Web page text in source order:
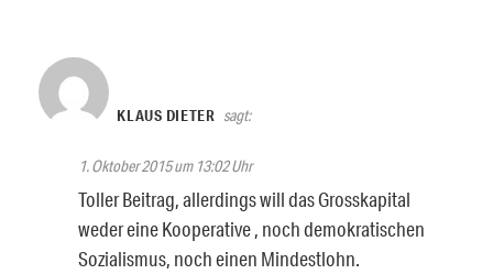
KLAUS DIETER sagt:
1. Oktober 2015 um 13:02 Uhr
Toller Beitrag, allerdings will das Grosskapital
weder eine Kooperative , noch demokratischen
Sozialismus, noch einen Mindestlohn.